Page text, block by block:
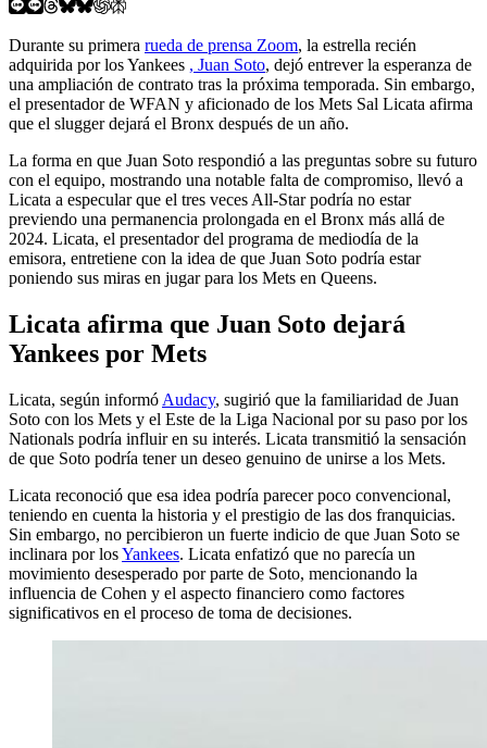
Durante su primera rueda de prensa Zoom, la estrella recién
adquirida por los Yankees , Juan Soto, dejó entrever la esperanza de
una ampliación de contrato tras la próxima temporada. Sin embargo,
el presentador de WFAN y aficionado de los Mets Sal Licata afirma
que el slugger dejará el Bronx después de un año.
La forma en que Juan Soto respondió a las preguntas sobre su futuro
con el equipo, mostrando una notable falta de compromiso, llevó a
Licata a especular que el tres veces All-Star podría no estar
previendo una permanencia prolongada en el Bronx más allá de
2024. Licata, el presentador del programa de mediodía de la
emisora, entretiene con la idea de que Juan Soto podría estar
poniendo sus miras en jugar para los Mets en Queens.
Licata afirma que Juan Soto dejará
Yankees por Mets
Licata, según informó Audacy, sugirió que la familiaridad de Juan
Soto con los Mets y el Este de la Liga Nacional por su paso por los
Nationals podría influir en su interés. Licata transmitió la sensación
de que Soto podría tener un deseo genuino de unirse a los Mets.
Licata reconoció que esa idea podría parecer poco convencional,
teniendo en cuenta la historia y el prestigio de las dos franquicias.
Sin embargo, no percibieron un fuerte indicio de que Juan Soto se
inclinara por losYankees. Licata enfatizó que no parecía un
movimiento desesperado por parte de Soto, mencionando la
influencia de Cohen y el aspecto financiero como factores
significativos en el proceso de toma de decisiones.